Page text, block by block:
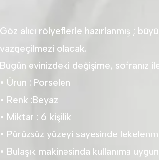
Göz alıcı rölyeflerle hazırlanmış ;
vazgeçilmezi olacak.
Bugün evinizdeki değişime, sofranız
• Ürün : Porselen
• Renk :Beyaz
• Miktar : 6 kişilik
• Pürüzsüz yüzeyi sayesinde
• Bulaşık makinesinda kullanıma